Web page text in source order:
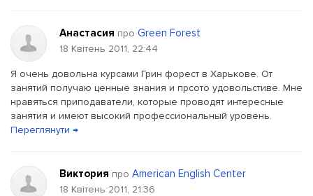
Анастасия про Green Forest
18 Квітень 2011, 22:44
Я очень довольна курсами Грин форест в Харькове. От
занятий получаю ценные знания и прсото удовольстиве. Мне
нравяться приподаватели, которые проводят интересные
занятия и имеют высокий профессиональный уровень.
Переглянути →
Виктория про American English Center
18 Квітень 2011, 21:36